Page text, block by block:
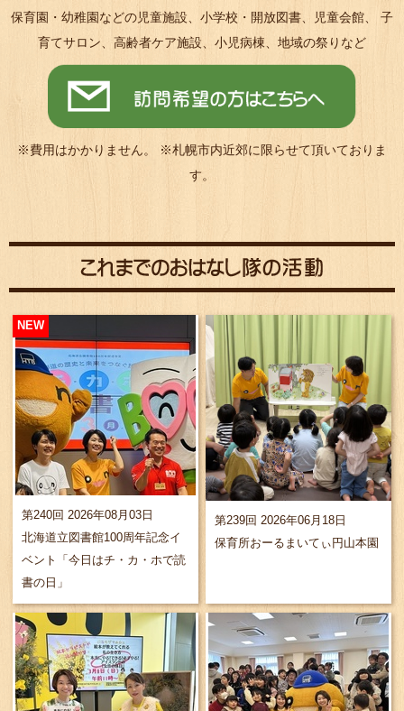
保育園・幼稚園などの児童施設、小学校・開放図書、児童会館、 子
育てサロン、高齢者ケア施設、小児病棟、地域の祭りなど
※費用はかかりません。 ※札幌市内近郊に限らせて頂いておりま
す。
NEW
第240回 2026年08月03日
北海道立図書館100周年記念イ
ベント「今日はチ・カ・ホで読
書の日」
第239回 2026年06月18日
保育所おーるまいてぃ円山本園